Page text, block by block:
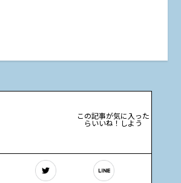
この記事が気に入った
らいいね！しよう